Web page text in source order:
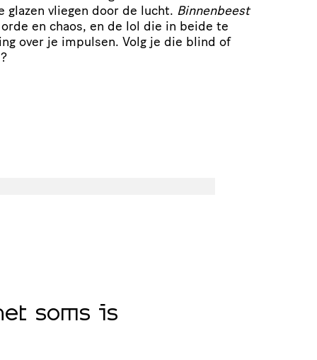
glazen vliegen door de lucht. Binnenbeest
en chaos, en de lol die in beide te
over je impulsen. Volg je die blind of
soms is